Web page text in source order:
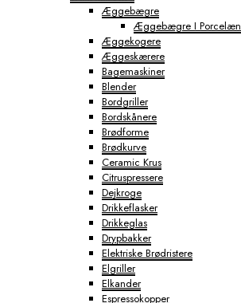
Æggebægre
Æggebægre I Porcelæn
Æggekogere
Æggeskærere
Bagemaskiner
Blender
Bordgriller
Bordskånere
Brødforme
Brødkurve
Ceramic Krus
Citruspressere
Dejkroge
Drikkeflasker
Drikkeglas
Drypbakker
Elektriske Brødristere
Elgriller
Elkander
Espressokopper